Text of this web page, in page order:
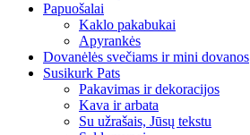
Papuošalai
Kaklo pakabukai
Apyrankės
Dovanėlės svečiams ir mini dovanos
Susikurk Pats
Pakavimas ir dekoracijos
Kava ir arbata
Su užrašais, Jūsų tekstu